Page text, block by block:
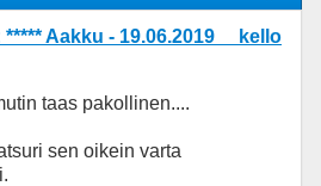
***** Aakku - 19.06.2019 kello
taas pakollinen....
sen oikein varta